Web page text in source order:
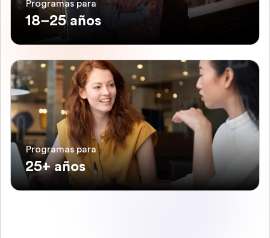
Programas para
18–25 años
Programas para
25+ años